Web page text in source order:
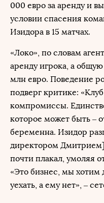
000 евро за аренду и
условии спасения
Изидора в 15 матчах.
«Локо», по словам
аренду игрока, а
млн евро. Поведение
подверг критике:
компромиссы.
которое может быть –
беременна. Изидор
директором
почти плакал, умоляя
«Это бизнес, мы хотим
уехать, а ему нет», –